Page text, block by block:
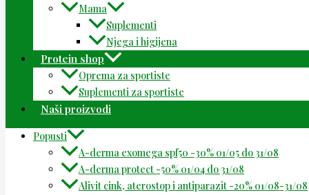
Mama
Suplementi
Njega i higijena
Protein shop
Oprema za sportiste
Suplementi za sportiste
Naši proizvodi
Popusti
A-derma exomega spf50 -30% 01/05 do 31/08
A-derma protect -50% 01/04 do 31/08
Alivit cink, aterostop i antiparazit -20% 01/08-31/08